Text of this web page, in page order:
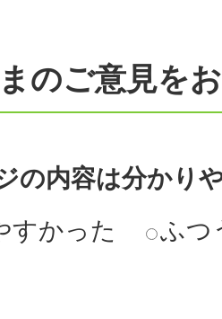
のご意見を
の内容は分かり
すかった
ふつ